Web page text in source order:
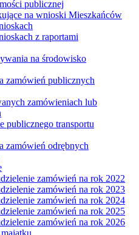
publicznej
na wnioski Mieszkańców
z raportami
na środowisko
zamówień publicznych
zamówieniach lub
publicznego transportu
zamówień odrębnych
zamówień na rok 2022
zamówień na rok 2023
zamówień na rok 2024
zamówień na rok 2025
zamówień na rok 2026